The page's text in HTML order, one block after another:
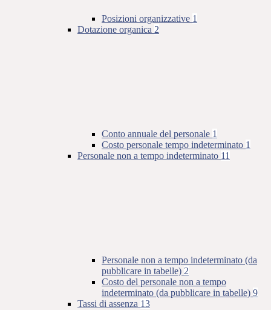
Posizioni organizzative 1
Dotazione organica 2
Conto annuale del personale 1
Costo personale tempo indeterminato 1
Personale non a tempo indeterminato 11
Personale non a tempo indeterminato (da
pubblicare in tabelle) 2
Costo del personale non a tempo
indeterminato (da pubblicare in tabelle) 9
Tassi di assenza 13